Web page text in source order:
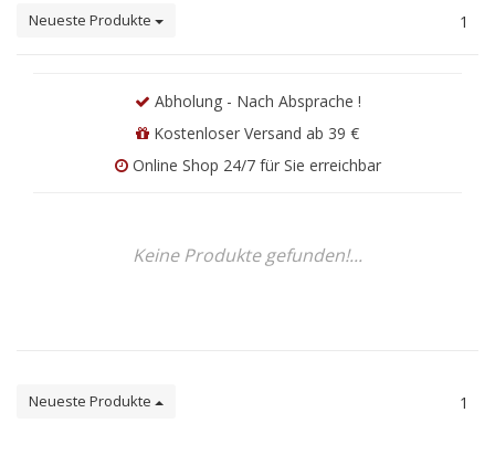
Neueste Produkte 1
Abholung - Nach Absprache !
Kostenloser Versand ab 39 €
Online Shop 24/7 für Sie erreichbar
Keine Produkte gefunden!...
Neueste Produkte 1